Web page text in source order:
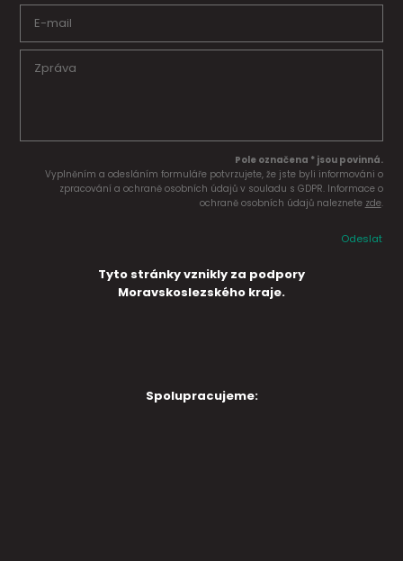
Pole označena * jsou povinná.
Vyplněním a odesláním formuláře potvrzujete, že jste byli informováni o
zpracování a ochraně osobních údajů v souladu s GDPR. Informace o
ochraně osobních údajů naleznete zde.
Odeslat
Tyto stránky vznikly za podpory
Moravskoslezského kraje.
Spolupracujeme: